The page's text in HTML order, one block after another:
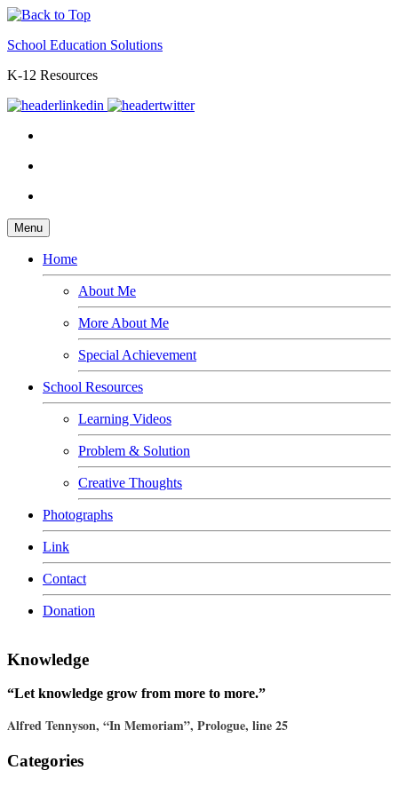
School Education Solutions
K-12 Resources
Menu
Home
About Me
More About Me
Special Achievement
School Resources
Learning Videos
Problem & Solution
Creative Thoughts
Photographs
Link
Contact
Donation
Knowledge
“Let knowledge grow from more to more.”
Alfred Tennyson, “In Memoriam”, Prologue, line 25
Categories